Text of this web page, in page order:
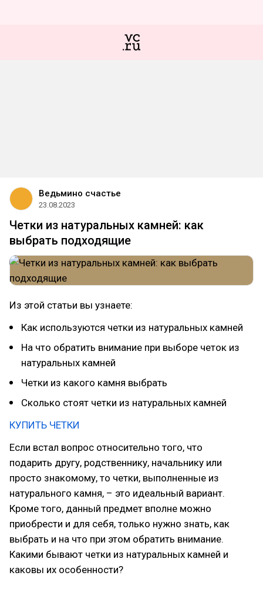
Ведьмино счастье
23.08.2023
Четки из натуральных камней: как
выбрать подходящие
Из этой статьи вы узнаете:
Как используются четки из натуральных камней
На что обратить внимание при выборе четок из
натуральных камней
Четки из какого камня выбрать
Сколько стоят четки из натуральных камней
КУПИТЬ ЧЕТКИ
Если встал вопрос относительно того, что
подарить другу, родственнику, начальнику или
просто знакомому, то четки, выполненные из
натурального камня, – это идеальный вариант.
Кроме того, данный предмет вполне можно
приобрести и для себя, только нужно знать, как
выбрать и на что при этом обратить внимание.
Какими бывают четки из натуральных камней и
каковы их особенности?